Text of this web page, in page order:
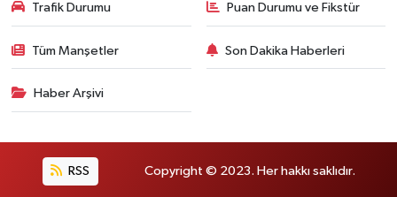
Trafik Durumu Puan Durumu ve Fikstür
Tüm Manşetler Son Dakika Haberleri
Haber Arşivi
RSS Copyright © 2023. Her hakkı saklıdır.